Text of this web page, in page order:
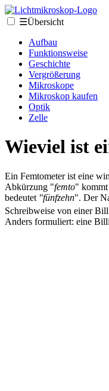
☰Übersicht
Aufbau
Funktionsweise
Geschichte
Vergrößerung
Mikroskope
Mikroskop kaufen
Optik
Zelle
Wieviel ist
Ein Femtometer ist eine
Abkürzung "femto" kommt
bedeutet "fünfzehn". Der
Schreibweise von einer
Anders formuliert: eine